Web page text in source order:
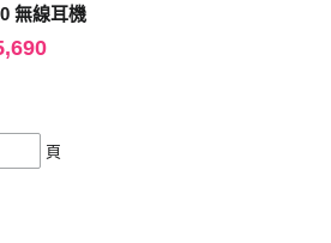
無線耳機
頁